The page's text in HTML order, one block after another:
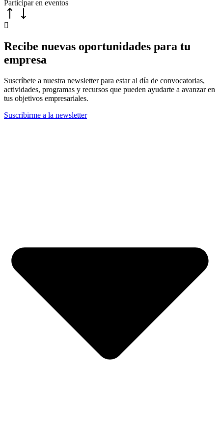
Participar en eventos
Recibe nuevas oportunidades para tu
empresa
Suscríbete a nuestra newsletter para estar al día de convocatorias,
actividades, programas y recursos que pueden ayudarte a avanzar en
tus objetivos empresariales.
Suscribirme a la newsletter